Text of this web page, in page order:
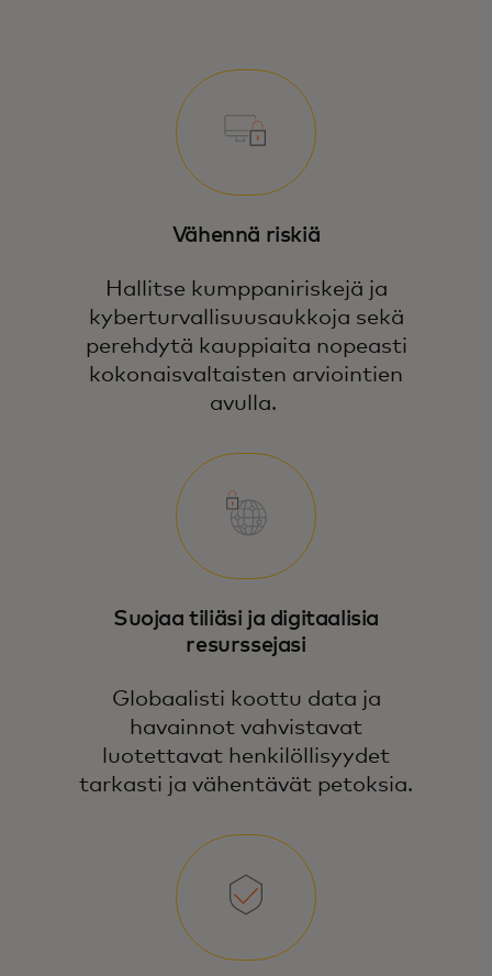
Vähennä riskiä
Hallitse kumppaniriskejä ja
kyberturvallisuusaukkoja sekä
perehdytä kauppiaita nopeasti
kokonaisvaltaisten arviointien
avulla.
Suojaa tiliäsi ja digitaalisia
resurssejasi
Globaalisti koottu data ja
havainnot vahvistavat
luotettavat henkilöllisyydet
tarkasti ja vähentävät petoksia.